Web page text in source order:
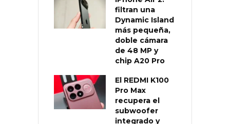
filtran una
Dynamic Island
más pequeña,
doble cámara
de 48 MP y
chip A20 Pro
El REDMI K100
Pro Max
recupera el
subwoofer
integrado y